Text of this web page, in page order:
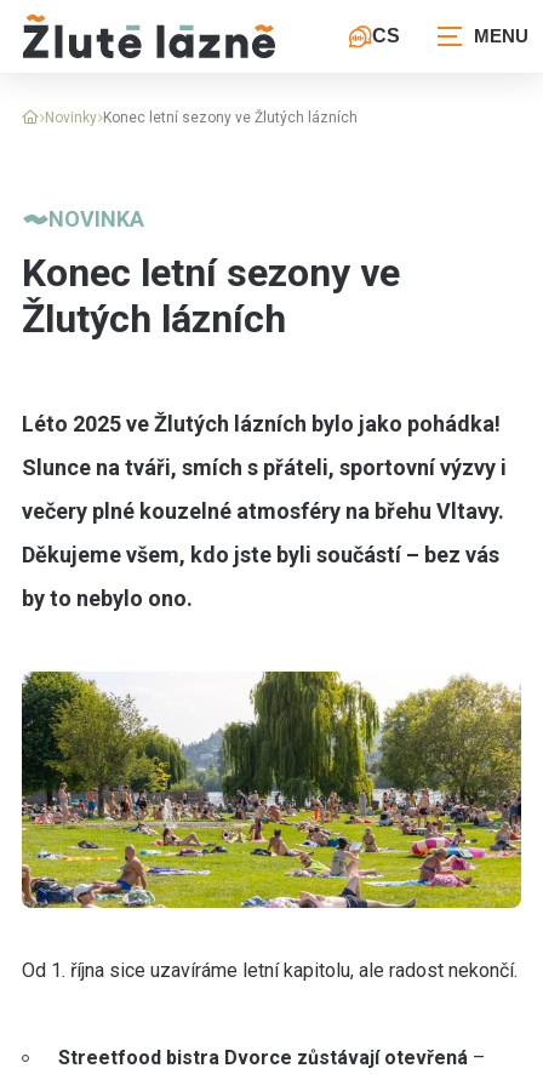
CS
Novinky Konec letní sezony ve Žlutých lázních
NOVINKA
Konec letní sezony ve
Žlutých lázních
Léto 2025 ve Žlutých lázních bylo jako pohádka!
Slunce na tváři, smích s přáteli, sportovní výzvy i
večery plné kouzelné atmosféry na břehu Vltavy.
Děkujeme všem, kdo jste byli součástí – bez vás
by to nebylo ono.
Od 1. října sice uzavíráme letní kapitolu, ale radost nekončí.
Streetfood bistra Dvorce zůstávají otevřená–